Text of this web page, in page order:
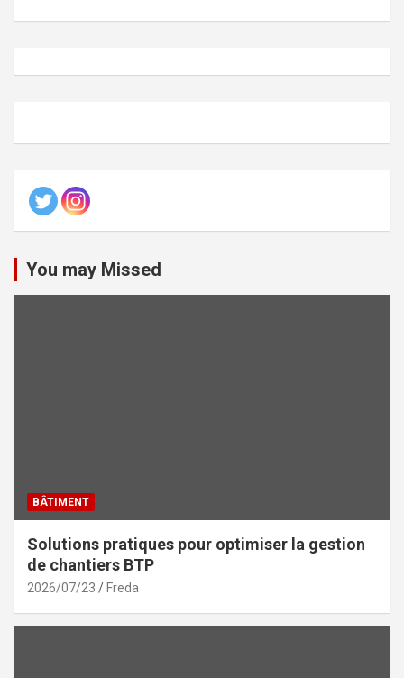
You may Missed
BÂTIMENT
Solutions pratiques pour optimiser la gestion
de chantiers BTP
2026/07/23 Freda